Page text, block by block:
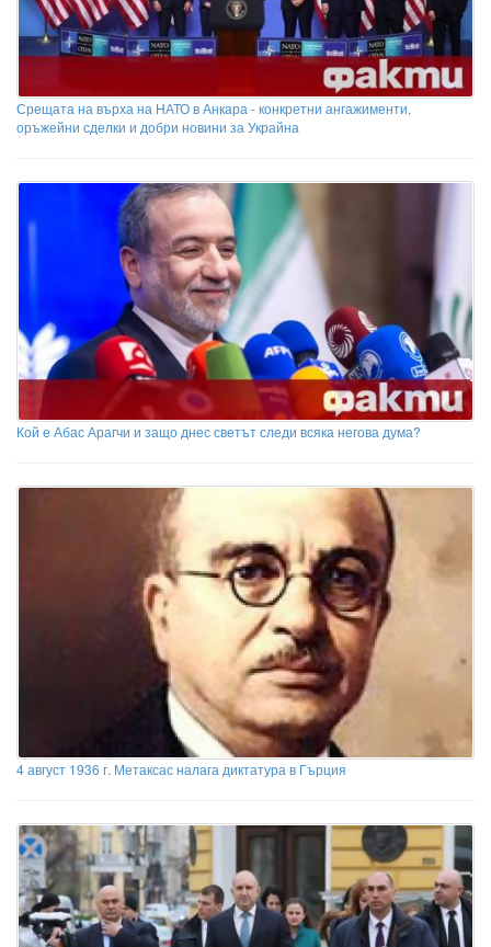
Срещата на върха на НАТО в Анкара - конкретни ангажименти,
оръжейни сделки и добри новини за Украйна
Кой е Абас Арагчи и защо днес светът следи всяка негова дума?
4 август 1936 г. Метаксас налага диктатура в Гърция